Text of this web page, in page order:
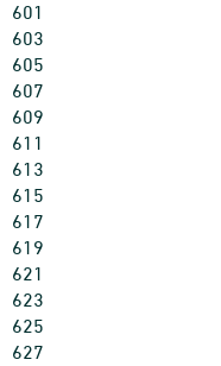
601
603
605
607
609
611
613
615
617
619
621
623
625
627